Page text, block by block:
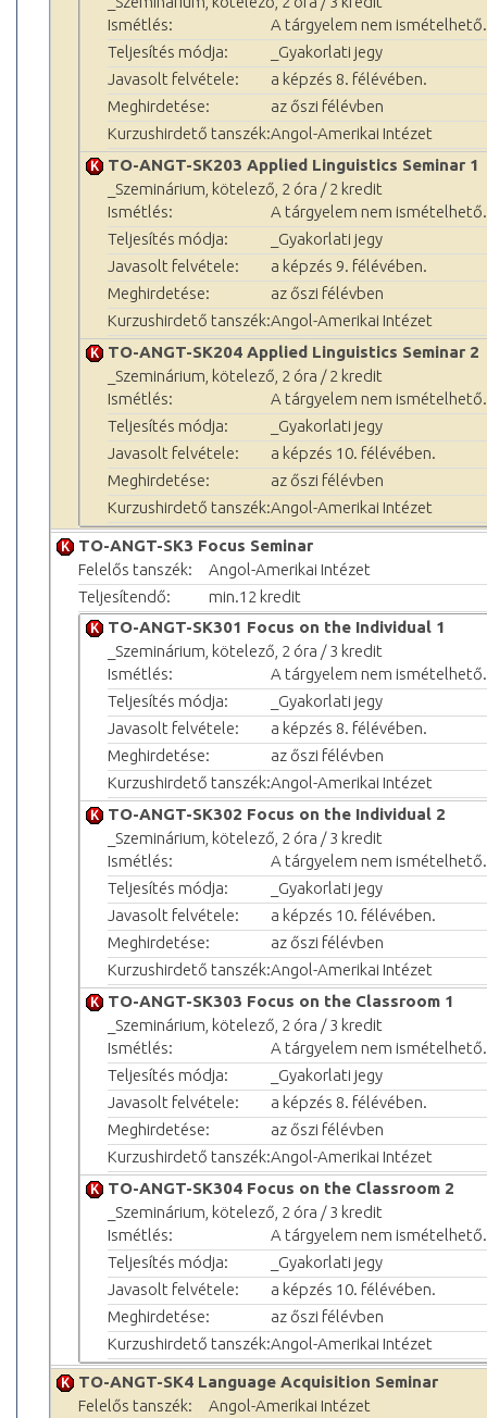
Ismétlés:
A tárgyelem nem ismételhető.
Teljesítés módja:
_Gyakorlati jegy
Javasolt felvétele:
a képzés 8. félévében.
Meghirdetése:
az őszi félévben
Kurzushirdető tanszék:Angol-Amerikai Intézet
TO-ANGT-SK203 Applied Linguistics Seminar 1
_Szeminárium, kötelező, 2 óra / 2 kredit
Ismétlés:
A tárgyelem nem ismételhető.
Teljesítés módja:
_Gyakorlati jegy
Javasolt felvétele:
a képzés 9. félévében.
Meghirdetése:
az őszi félévben
Kurzushirdető tanszék:Angol-Amerikai Intézet
TO-ANGT-SK204 Applied Linguistics Seminar 2
_Szeminárium, kötelező, 2 óra / 2 kredit
Ismétlés:
A tárgyelem nem ismételhető.
Teljesítés módja:
_Gyakorlati jegy
Javasolt felvétele:
a képzés 10. félévében.
Meghirdetése:
az őszi félévben
Kurzushirdető tanszék:Angol-Amerikai Intézet
TO-ANGT-SK3 Focus Seminar
Felelős tanszék:
Angol-Amerikai Intézet
Teljesítendő:
min.12 kredit
TO-ANGT-SK301 Focus on the Individual 1
_Szeminárium, kötelező, 2 óra / 3 kredit
Ismétlés:
A tárgyelem nem ismételhető.
Teljesítés módja:
_Gyakorlati jegy
Javasolt felvétele:
a képzés 8. félévében.
Meghirdetése:
az őszi félévben
Kurzushirdető tanszék:Angol-Amerikai Intézet
TO-ANGT-SK302 Focus on the Individual 2
_Szeminárium, kötelező, 2 óra / 3 kredit
Ismétlés:
A tárgyelem nem ismételhető.
Teljesítés módja:
_Gyakorlati jegy
Javasolt felvétele:
a képzés 10. félévében.
Meghirdetése:
az őszi félévben
Kurzushirdető tanszék:Angol-Amerikai Intézet
TO-ANGT-SK303 Focus on the Classroom 1
_Szeminárium, kötelező, 2 óra / 3 kredit
Ismétlés:
A tárgyelem nem ismételhető.
Teljesítés módja:
_Gyakorlati jegy
Javasolt felvétele:
a képzés 8. félévében.
Meghirdetése:
az őszi félévben
Kurzushirdető tanszék:Angol-Amerikai Intézet
TO-ANGT-SK304 Focus on the Classroom 2
_Szeminárium, kötelező, 2 óra / 3 kredit
Ismétlés:
A tárgyelem nem ismételhető.
Teljesítés módja:
_Gyakorlati jegy
Javasolt felvétele:
a képzés 10. félévében.
Meghirdetése:
az őszi félévben
Kurzushirdető tanszék:Angol-Amerikai Intézet
TO-ANGT-SK4 Language Acquisition Seminar
Felelős tanszék:
Angol-Amerikai Intézet